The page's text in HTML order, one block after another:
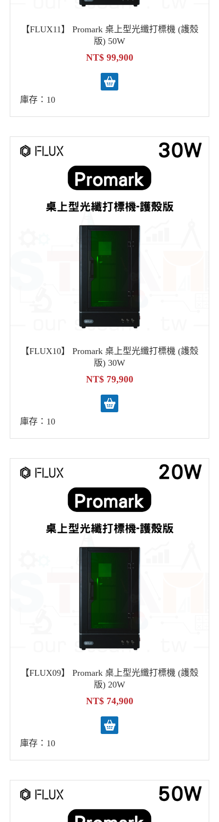
【FLUX11】 Promark 桌上型光纖打標機 (護殼
版) 50W
99,900
庫存：10
【FLUX10】 Promark 桌上型光纖打標機 (護殼
版) 30W
79,900
庫存：10
【FLUX09】 Promark 桌上型光纖打標機 (護殼
版) 20W
74,900
庫存：10